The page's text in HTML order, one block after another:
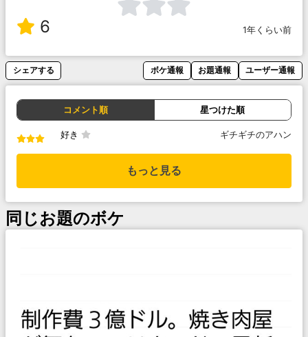
6 1年くらい前
シェアする ボケ通報 お題通報 ユーザー通報
コメント順 星つけた順
好き ギチギチのアハン
もっと見る
同じお題のボケ